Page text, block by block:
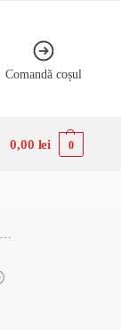
Comandă coșul
0,00 lei 0